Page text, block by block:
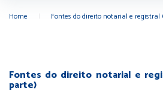
Home Fontes do direito notarial e
Fontes do direito notarial e
parte)